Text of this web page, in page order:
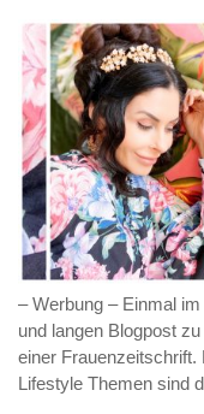
– Werbung – Einmal
und langen Blogpost
einer
Lifestyle Themen sind